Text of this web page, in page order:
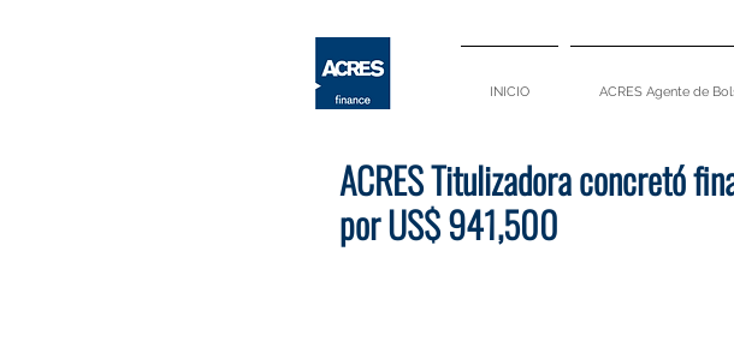
INICIO ACRES Agente de
ACRES Titulizadora concretó
por US$ 941,500